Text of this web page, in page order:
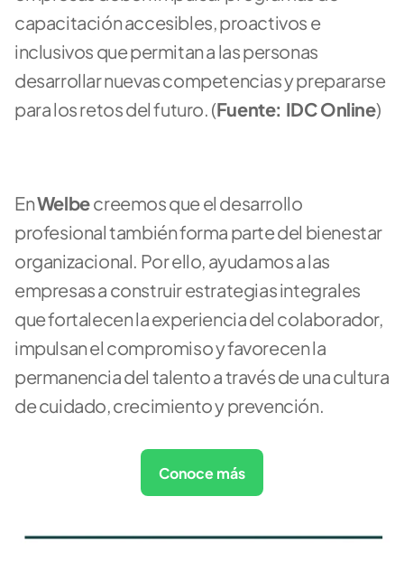
capacitación accesibles, proactivos e
inclusivos que permitan a las personas
desarrollar nuevas competencias y prepararse
para los retos del futuro. (Fuente: IDC Online)
En Welbe creemos que el desarrollo
profesional también forma parte del bienestar
organizacional. Por ello, ayudamos a las
empresas a construir estrategias integrales
que fortalecen la experiencia del colaborador,
impulsan el compromiso y favorecen la
permanencia del talento a través de una cultura
de cuidado, crecimiento y prevención.
Conoce más